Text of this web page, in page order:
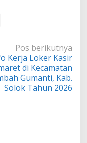
Pos berikutnya
Kerja Loker Kasir
di Kecamatan
Gumanti, Kab.
Solok Tahun 2026